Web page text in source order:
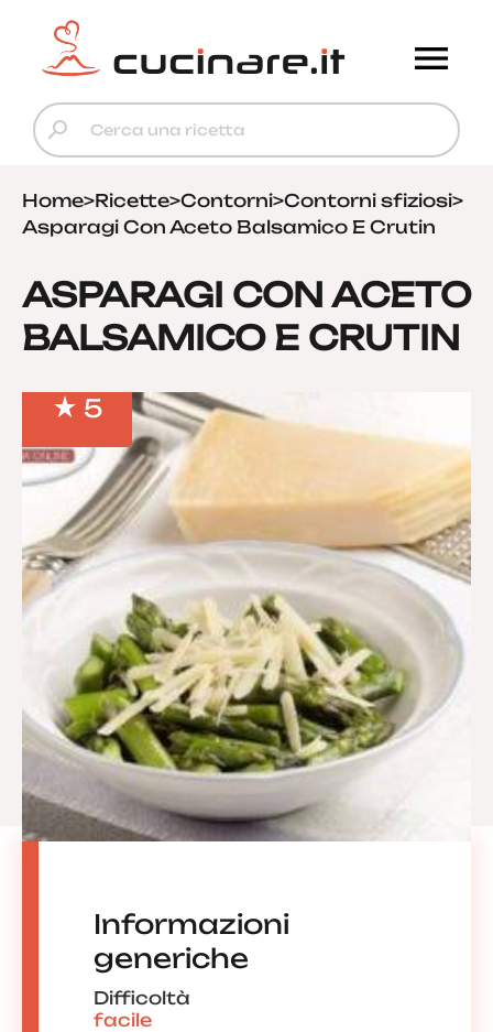
Home>Ricette>Contorni>Contorni sfiziosi>
Asparagi Con Aceto Balsamico E Crutin
ASPARAGI CON ACETO
BALSAMICO E CRUTIN
5
Informazioni
generiche
Difficoltà
facile